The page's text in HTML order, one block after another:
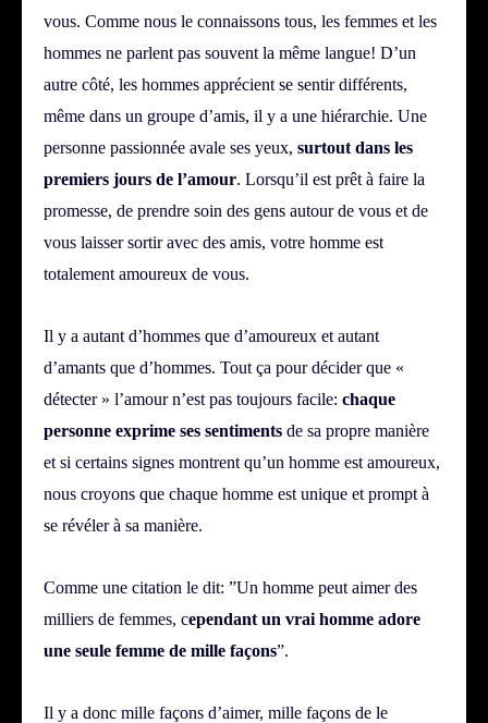
vous. Comme nous le connaissons tous, les femmes et les
hommes ne parlent pas souvent la même langue! D’un
autre côté, les hommes apprécient se sentir différents,
même dans un groupe d’amis, il y a une hiérarchie. Une
personne passionnée avale ses yeux, surtout dans les
premiers jours de l’amour. Lorsqu’il est prêt à faire la
promesse, de prendre soin des gens autour de vous et de
vous laisser sortir avec des amis, votre homme est
totalement amoureux de vous.
Il y a autant d’hommes que d’amoureux et autant
d’amants que d’hommes. Tout ça pour décider que «
détecter » l’amour n’est pas toujours facile: chaque
personne exprime ses sentiments de sa propre manière
et si certains signes montrent qu’un homme est amoureux,
nous croyons que chaque homme est unique et prompt à
se révéler à sa manière.
Comme une citation le dit: ”Un homme peut aimer des
milliers de femmes, cependant un vrai homme adore
une seule femme de mille façons”.
Il y a donc mille façons d’aimer, mille façons de le